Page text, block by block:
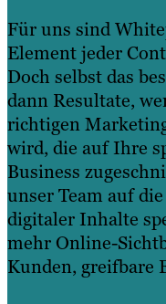
Für uns sind
Element jeder
Doch selbst das
dann Resultate,
richtigen
wird, die auf Ihre
Business
unser Team auf
digitaler Inhalte
mehr Online-
Kunden, greifbare